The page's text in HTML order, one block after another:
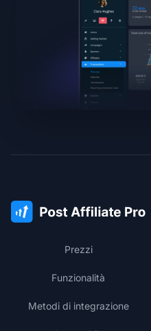
Prezzi
Funzionalità
Metodi di integrazione